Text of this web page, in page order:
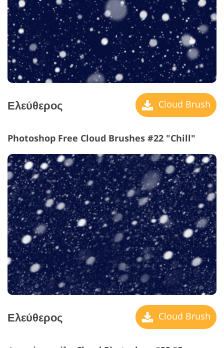
Ελεύθερος Cloud Brush
Photoshop Free Cloud Brushes #22 "Chill"
Ελεύθερος Cloud Brush